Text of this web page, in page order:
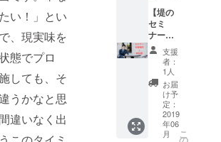
い！」とい
、現実味を
態でプロ
しても、そ
うかなと思
違いなく出
版され
てから
の後日
郵送と
なりま
す。
（送料
込み）
にのり
ます。
愛知県
外の方
ZOOM
で行い
ます。
※本は出
版後の
郵送に
なりま
利！
※RENA
嬢はメ
ルカ
リ・ヤ
フオク
のプロ
です。
過去5年
間1,000
点以上
売り、
【堤の
セミ
ナー
（講演
会）を
主催す
る権利
＋本50
冊】
SNS・
WordPr
essセミ
支援
者：
1人
お届
け予
定：
2019
年06
月
こ
の